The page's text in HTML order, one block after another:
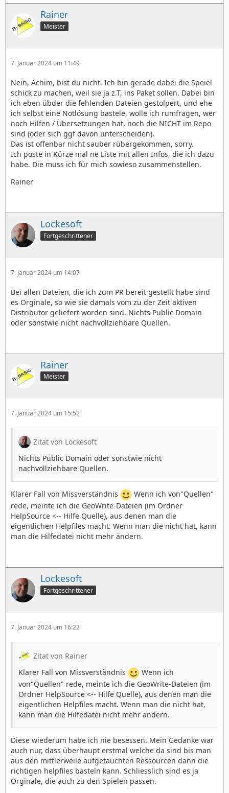
Rainer
Meister
7. Januar 2024 um 11:49
Nein, Achim, bist du nicht. Ich bin gerade dabei die Speiel
schick zu machen, weil sie ja z.T, ins Paket sollen. Dabei bin
ich eben übder die fehlenden Dateien gestolpert, und ehe
ich selbst eine Notlösung bastele, wolle ich rumfragen, wer
noch Hilfen / Übersetzungen hat, noch die NICHT im Repo
sind (oder sich ggf davon unterscheiden).
Das ist offenbar nicht sauber rübergekommen, sorry.
Ich poste in Kürze mal ne Liste mit allen Infos, die ich dazu
habe. Die muss ich für mich sowieso zusammenstellen.
Rainer
Lockesoft
Fortgeschrittener
7. Januar 2024 um 14:07
Bei allen Dateien, die ich zum PR bereit gestellt habe sind
es Orginale, so wie sie damals vom zu der Zeit aktiven
Distributor geliefert worden sind. Nichts Public Domain
oder sonstwie nicht nachvollziehbare Quellen.
Rainer
Meister
7. Januar 2024 um 15:52
Zitat von Lockesoft
Nichts Public Domain oder sonstwie nicht
nachvollziehbare Quellen.
Klarer Fall von Missverständnis
Wenn ich von"Quellen"
rede, meinte ich die GeoWrite-Dateien (im Ordner
HelpSource <-- Hilfe Quelle), aus denen man die
eigentlichen Helpfiles macht. Wenn man die nicht hat, kann
man die Hilfedatei nicht mehr ändern.
Lockesoft
Fortgeschrittener
7. Januar 2024 um 16:22
Zitat von Rainer
Klarer Fall von Missverständnis
Wenn ich
von"Quellen" rede, meinte ich die GeoWrite-Dateien (im
Ordner HelpSource <-- Hilfe Quelle), aus denen man die
eigentlichen Helpfiles macht. Wenn man die nicht hat,
kann man die Hilfedatei nicht mehr ändern.
Diese wiederum habe ich nie besessen. Mein Gedanke war
auch nur, dass überhaupt erstmal welche da sind bis man
aus den mittlerweile aufgetauchten Ressourcen dann die
richtigen helpfiles basteln kann. Schliesslich sind es ja
Orginale, die auch zu den Spielen passen.